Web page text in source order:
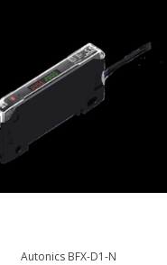
Autonics BFX-D1-N